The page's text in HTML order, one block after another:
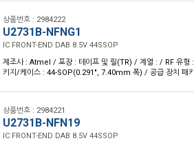
상품번호 : 2984222
U2731B-NFNG1
IC FRONT-END DAB 8.5V 44SSOP
제조사 : Atmel / 포장 : 테이프 및 릴(TR) / 계열 : / RF 유형
키지/케이스 : 44-SOP(0.291", 7.40mm 폭) / 공급 장치 패
상품번호 : 2984221
U2731B-NFN19
IC FRONT-END DAB 8.5V 44SSOP